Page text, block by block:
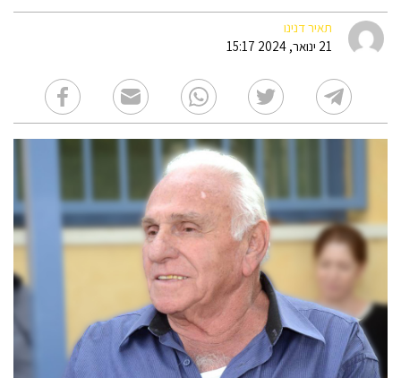
תאיר דנינו
21 ינואר, 2024 15:17